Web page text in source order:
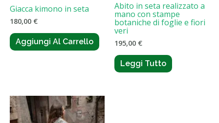
Giacca kimono in seta
180,00 €
Aggiungi Al Carrello
Abito in seta realizzato a
mano con stampe
botaniche di foglie e fiori
veri
195,00 €
Leggi Tutto